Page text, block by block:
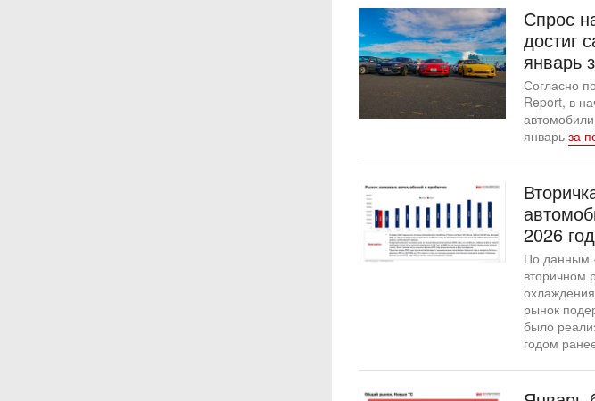
Спрос
достиг
январь
Согласно
Report, в
январь за
2026 год
По данным
вторичном
рынок
было
годом